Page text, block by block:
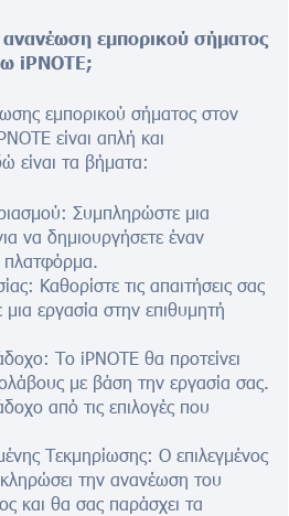
ανανέωση εμπορικού σήματος
iPNOTE;
εμπορικού σήματος στον
είναι απλή και
είναι τα βήματα:
Συμπληρώστε μια
να δημιουργήσετε έναν
πλατφόρμα.
Καθορίστε τις απαιτήσεις σας
μια εργασία στην επιθυμητή
Το iPNOTE θα προτείνει
με βάση την εργασία σας.
από τις επιλογές που
Τεκμηρίωσης: Ο επιλεγμένος
την ανανέωση του
και θα σας παράσχει τα